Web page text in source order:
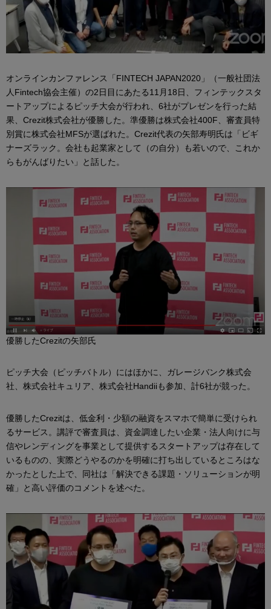
オンラインカンファレンス「FINTECH JAPAN2020」（一般社団法
人Fintech協会主催）の2日目にあたる11月18日、フィンテックスタ
ートアップによるピッチ大会が行われ、6社がプレゼンを行った結
果、Crezit株式会社が優勝した。準優勝は株式会社400F、審査員特
別賞に株式会社MFSが選ばれた。Crezit代表の矢部寿明氏は「ビギ
ナーズラック。会社も起業家として（の自分）も若いので、これか
らもがんばりたい」と話した。
優勝したCrezitの矢部氏
ピッチ大会（ピッチバトル）にはほかに、ガレージバンク株式会
社、株式会社キュリア、株式会社Handiiも参加、計6社が競った。
優勝したCrezitは、低金利・少額の融資をスマホで簡単に受けられ
るサービス。講評で審査員は、資金調達したい企業・法人向けに与
信やレンディングを事業として提供するスタートアップは存在して
いるものの、実際どうやるのかを明確に打ち出しているところはな
かったとした上で、同社は「解決できる課題・ソリューションが明
確」と高い評価のコメントを述べた。